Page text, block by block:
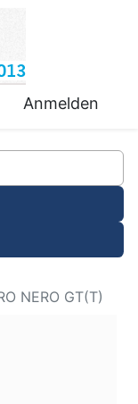
Anmelden
NERO GT(T)